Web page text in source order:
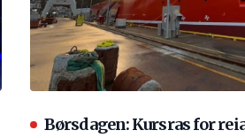
Børsdagen: Kursras for